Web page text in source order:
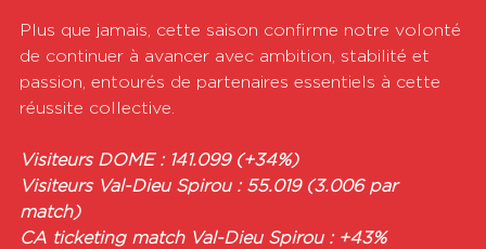
Plus que jamais, cette saison confirme notre volonté
de continuer à avancer avec ambition, stabilité et
passion, entourés de partenaires essentiels à cette
réussite collective.
Visiteurs DOME : 141.099 (+34%)
Visiteurs Val-Dieu Spirou : 55.019 (3.006 par
match)
CA ticketing match Val-Dieu Spirou : +43%